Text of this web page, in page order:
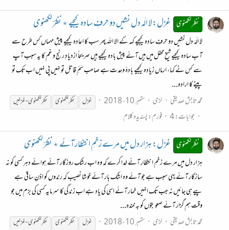
نظر لکھنوی غزل: لا الٰہ دل نشیں دو حرفِ سادہ کیجیے ٭ نظرؔ لکھنوی
لا الٰہَ دل نشیں دو حرفِ سادہ کیجیے کہہ کے الا اللہ پھر سب کا اعادہ کیجیے پیشِ مہماں کس طرح سے
آبِ سادہ کیجیے شیخ محفل میں ہیں آئے پیش بادہ کیجیے ہیں صریحاً ازدیادِ رنج و غم کا یہ سبب آپ
سے کس نے کہا، ارماں زیادہ کیجیے بادۂ وحدت ہے صاحب سَمِّ قاتل تو نہیں پی نہیں اب تک تو
پینے کا ارادہ...
محمد تابش صدیقی
لڑی ستمبر 10، 2018 غزل نظرلکھنوی نظرلکھنوی-غزلیں
جوابات: 4 فورم:پسندیدہ کلام
نظر لکھنوی غزل: ہزار دل میں مرے زخمِ انتظار آئے ٭ نظرؔ لکھنوی
ہزار دل میں مرے زخمِ انتظار آئے خدا کرے کہ وہ اب رشکِ روزگار آئے ہوائے دہر کسی کو نہ
سازگار آئے یہی سبب ہے جو آئے وہ اشک بار آئے خوشا نصیب کہ رندوں کو اذنِ ساقی ہے
پیے ہی جائیں نہ جب تک انہیں خمار آئے اسی کی یاد ہے اب زندگی کا سرمایہ کسی کی بزم میں جو
وقت ہم گزار آئے صعوبتوں کو بہ خندہ...
محمد تابش صدیقی
لڑی ستمبر 10، 2018 غزل نظرلکھنوی نظرلکھنوی-غزلیں